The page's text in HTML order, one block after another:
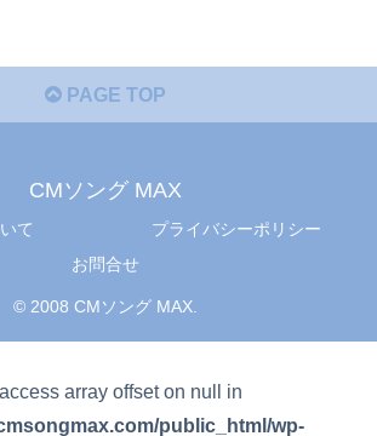
PAGE TOP
CMソング MAX
て
プライバシーポリシー
お問合せ
© 2008 CMソング MAX.
array offset on null in
public_html/wp-